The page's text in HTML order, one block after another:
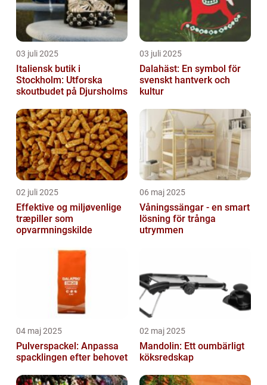
03 juli 2025
Italiensk butik i
Stockholm: Utforska
skoutbudet på Djursholms
03 juli 2025
Dalahäst: En symbol för
svenskt hantverk och
kultur
02 juli 2025
Effektive og miljøvenlige
træpiller som
opvarmningskilde
06 maj 2025
Våningssängar - en smart
lösning för trånga
utrymmen
04 maj 2025
Pulverspackel: Anpassa
spacklingen efter behovet
02 maj 2025
Mandolin: Ett oumbärligt
köksredskap